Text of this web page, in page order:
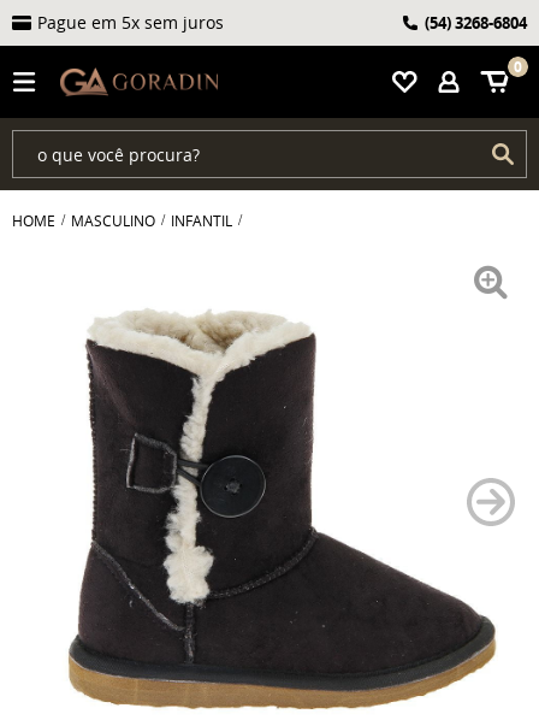
0
Pague em 5x sem juros (54)3268-6804
HOME MASCULINO INFANTIL